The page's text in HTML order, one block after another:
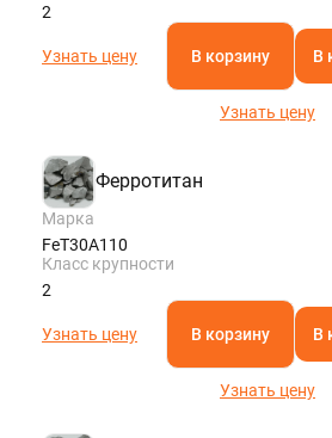
2
Узнать цену В корзину В
Узнать цену
Ферротитан
Марка
FeT30A110
Класс крупности
2
Узнать цену В корзину В
Узнать цену